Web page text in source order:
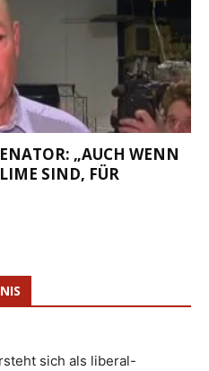
„AUCH WENN
SIND, FÜR
sich als liberal-